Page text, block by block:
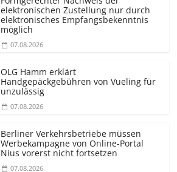
elektronischen Zustellung nur durch
elektronisches Empfangsbekenntnis
möglich
07.08.2026
OLG Hamm erklärt
Handgepäckgebühren von Vueling für
unzulässig
07.08.2026
Berliner Verkehrsbetriebe müssen
Werbekampagne von Online-Portal
Nius vorerst nicht fortsetzen
07.08.2026